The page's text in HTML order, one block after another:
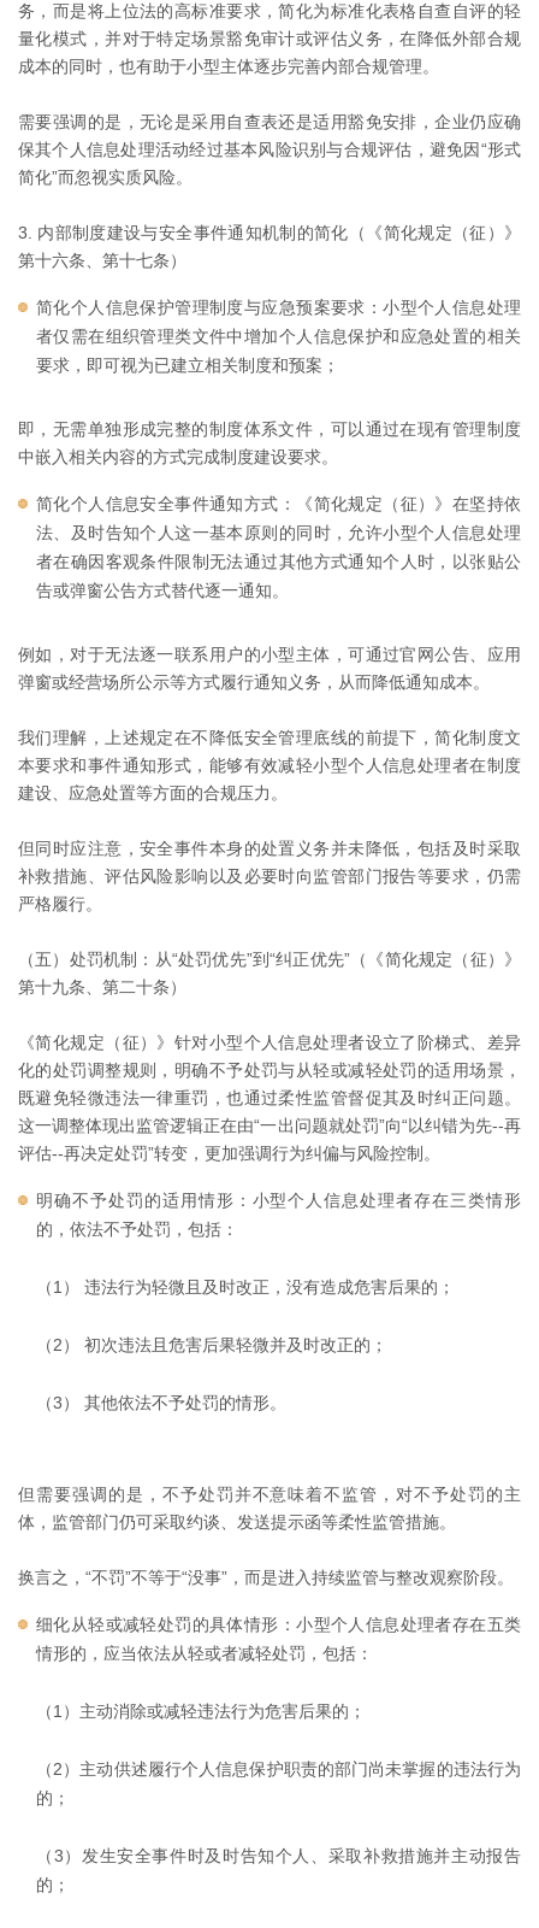
务，而是将上位法的高标准要求，简化为标准化表格自查自评的轻
量化模式，并对于特定场景豁免审计或评估义务，在降低外部合规
成本的同时，也有助于小型主体逐步完善内部合规管理。
需要强调的是，无论是采用自查表还是适用豁免安排，企业仍应确
保其个人信息处理活动经过基本风险识别与合规评估，避免因“形式
简化”而忽视实质风险。
3. 内部制度建设与安全事件通知机制的简化（《简化规定（征）》
第十六条、第十七条）
简化个人信息保护管理制度与应急预案要求：小型个人信息处理
者仅需在组织管理类文件中增加个人信息保护和应急处置的相关
要求，即可视为已建立相关制度和预案；
即，无需单独形成完整的制度体系文件，可以通过在现有管理制度
中嵌入相关内容的方式完成制度建设要求。
简化个人信息安全事件通知方式：《简化规定（征）》在坚持依
法、及时告知个人这一基本原则的同时，允许小型个人信息处理
者在确因客观条件限制无法通过其他方式通知个人时，以张贴公
告或弹窗公告方式替代逐一通知。
例如，对于无法逐一联系用户的小型主体，可通过官网公告、应用
弹窗或经营场所公示等方式履行通知义务，从而降低通知成本。
我们理解，上述规定在不降低安全管理底线的前提下，简化制度文
本要求和事件通知形式，能够有效减轻小型个人信息处理者在制度
建设、应急处置等方面的合规压力。
但同时应注意，安全事件本身的处置义务并未降低，包括及时采取
补救措施、评估风险影响以及必要时向监管部门报告等要求，仍需
严格履行。
（五）处罚机制：从“处罚优先”到“纠正优先”（《简化规定（征）》
第十九条、第二十条）
《简化规定（征）》针对小型个人信息处理者设立了阶梯式、差异
化的处罚调整规则，明确不予处罚与从轻或减轻处罚的适用场景，
既避免轻微违法一律重罚，也通过柔性监管督促其及时纠正问题。
这一调整体现出监管逻辑正在由“一出问题就处罚”向“以纠错为先--再
评估--再决定处罚”转变，更加强调行为纠偏与风险控制。
明确不予处罚的适用情形：小型个人信息处理者存在三类情形
的，依法不予处罚，包括：
（1） 违法行为轻微且及时改正，没有造成危害后果的；
（2） 初次违法且危害后果轻微并及时改正的；
（3） 其他依法不予处罚的情形。
但需要强调的是，不予处罚并不意味着不监管，对不予处罚的主
体，监管部门仍可采取约谈、发送提示函等柔性监管措施。
换言之，“不罚”不等于“没事”，而是进入持续监管与整改观察阶段。
细化从轻或减轻处罚的具体情形：小型个人信息处理者存在五类
情形的，应当依法从轻或者减轻处罚，包括：
（1）主动消除或减轻违法行为危害后果的；
（2）主动供述履行个人信息保护职责的部门尚未掌握的违法行为
的；
（3）发生安全事件时及时告知个人、采取补救措施并主动报告
的；